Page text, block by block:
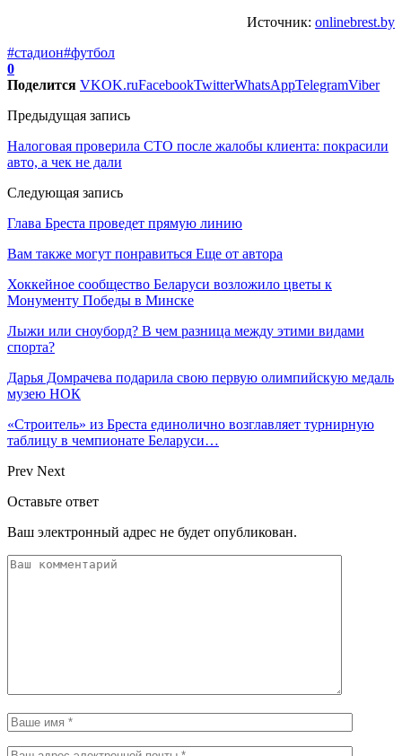
Источник: onlinebrest.by
#стадион#футбол
0
Поделится VKOK.ruFacebookTwitterWhatsAppTelegramViber
Предыдущая запись
Налоговая проверила СТО после жалобы клиента: покрасили
авто, а чек не дали
Следующая запись
Глава Бреста проведет прямую линию
Вам также могут понравиться Еще от автора
Хоккейное сообщество Беларуси возложило цветы к
Монументу Победы в Минске
Лыжи или сноуборд? В чем разница между этими видами
спорта?
Дарья Домрачева подарила свою первую олимпийскую медаль
музею НОК
«Строитель» из Бреста единолично возглавляет турнирную
таблицу в чемпионате Беларуси…
Prev Next
Оставьте ответ
Ваш электронный адрес не будет опубликован.